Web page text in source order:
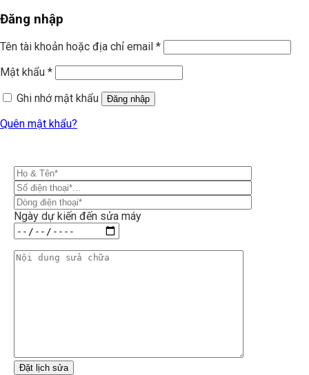
Đăng nhập
Tên tài khoản hoặc địa chỉ email *
Mật khẩu *
Ghi nhớ mật khẩu
Đăng nhập
Quên mật khẩu?
Ngày dự kiến đến sửa máy